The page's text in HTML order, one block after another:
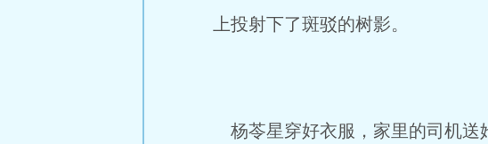
上投射下了斑驳的树影。
杨苓星穿好衣服，家里的司机送